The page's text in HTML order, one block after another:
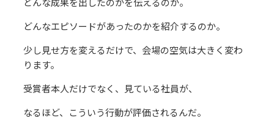
どんなエピソードがあったのかを紹介するのか。
少し見せ方を変えるだけで、会場の空気は大きく変わ
ります。
受賞者本人だけでなく、見ている社員が、
なるほど、こういう行動が評価されるんだ。